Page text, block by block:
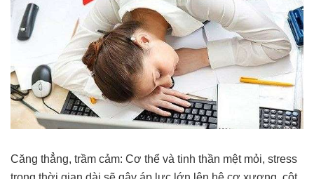
Căng thẳng, trầm cảm: Cơ thể và tinh thần mệt mỏi, stress